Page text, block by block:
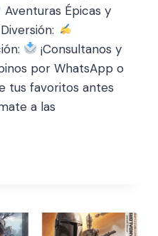
Aventuras Épicas y
¡Consultanos y
por WhatsApp o
tus favoritos antes
a las